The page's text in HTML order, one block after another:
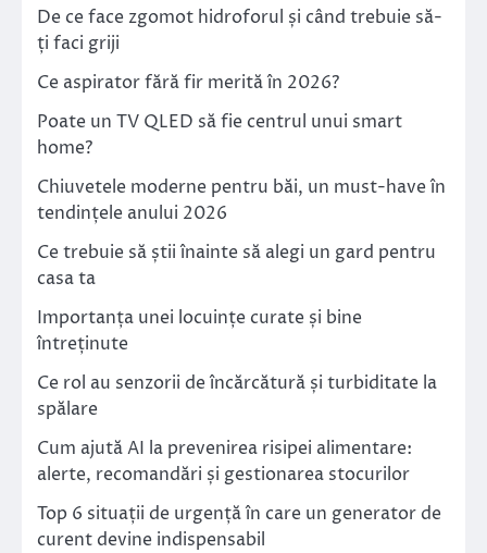
De ce face zgomot hidroforul și când trebuie să-
ți faci griji
Ce aspirator fără fir merită în 2026?
Poate un TV QLED să fie centrul unui smart
home?
Chiuvetele moderne pentru băi, un must-have în
tendințele anului 2026
Ce trebuie să știi înainte să alegi un gard pentru
casa ta
Importanța unei locuințe curate și bine
întreținute
Ce rol au senzorii de încărcătură și turbiditate la
spălare
Cum ajută AI la prevenirea risipei alimentare:
alerte, recomandări și gestionarea stocurilor
Top 6 situații de urgență în care un generator de
curent devine indispensabil